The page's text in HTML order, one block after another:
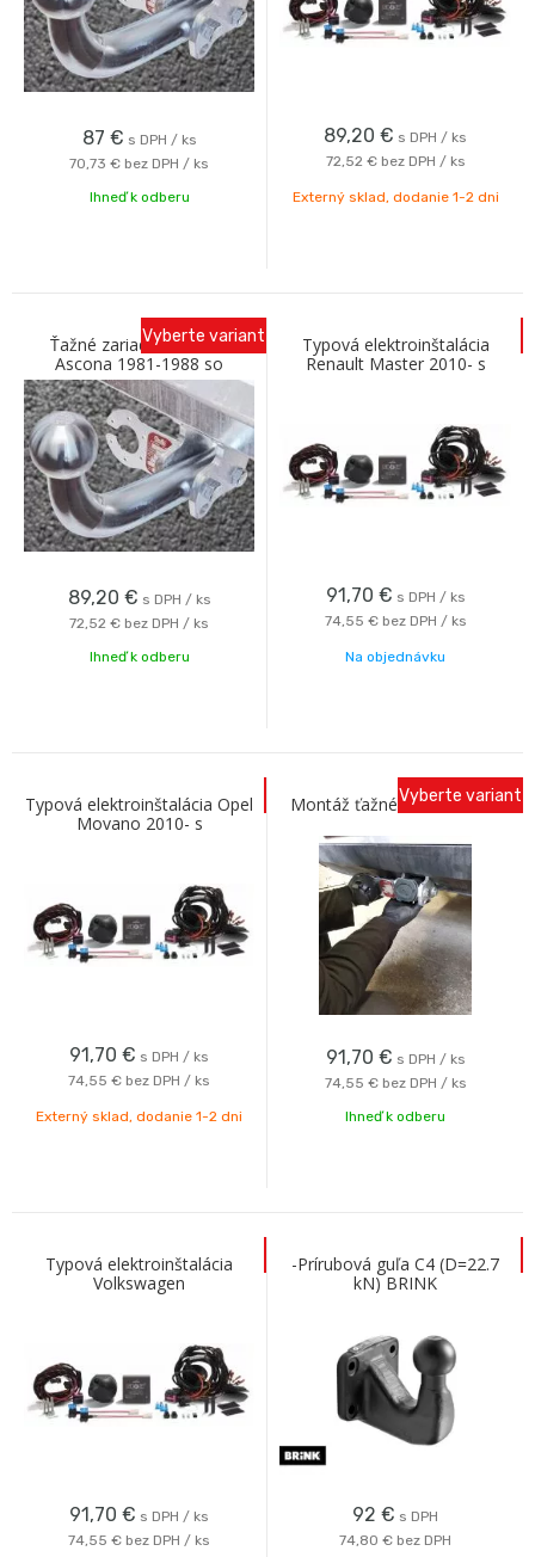
87 € s DPH / ks
70,73 € bez DPH / ks
Ihneď k odberu
89,20 € s DPH / ks
72,52 € bez DPH / ks
Externý sklad, dodanie 1-2 dni
Ťažné zariadenie OPEL
Ascona 1981-1988 so
skrutkovým odnímaním A
Galia
89,20 € s DPH / ks
72,52 € bez DPH / ks
Vyberte variant
Ihneď k odberu
Typová elektroinštalácia
Renault Master 2010- s
91,70 € s DPH / ks
74,55 € bez DPH / ks
Na objednávku
Typová elektroinštalácia Opel
Movano 2010- s
91,70 € s DPH / ks
74,55 € bez DPH / ks
Externý sklad, dodanie 1-2 dni
Montáž ťažného zariadenia
91,70 € s DPH / ks
74,55 € bez DPH / ks
Vyberte variant
Ihneď k odberu
Typová elektroinštalácia
Volkswagen
Transportér/Multivan 2015-
91,70 € s DPH / ks
74,55 € bez DPH / ks
-Prírubová guľa C4 (D=22.7
kN) BRINK
92 € s DPH
74,80 € bez DPH